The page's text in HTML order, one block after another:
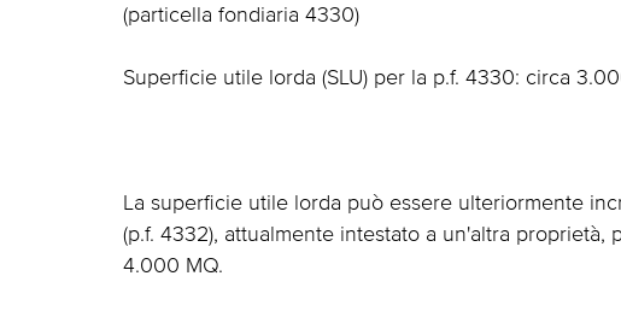
(particella fondiaria 4330)
Superficie utile lorda (SLU) per la p.f. 4330: circa
La superficie utile lorda può essere ulteriormente
(p.f. 4332), attualmente intestato a un'altra proprietà,
4.000 MQ.